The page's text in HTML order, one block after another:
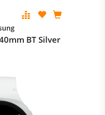
BT Silver